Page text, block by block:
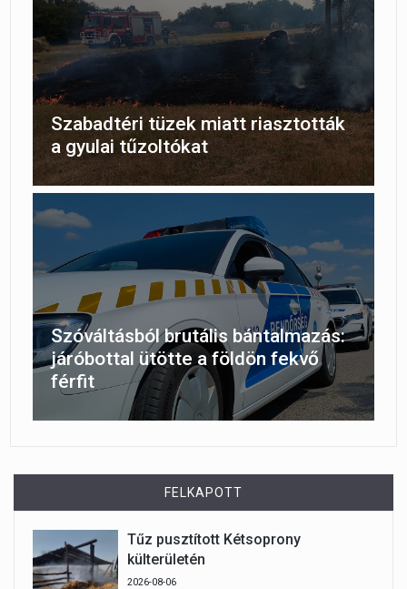
Szabadtéri tüzek miatt riasztották
a gyulai tűzoltókat
Szóváltásból brutális bántalmazás:
járóbottal ütötte a földön fekvő
férfit
FELKAPOTT
Tűz pusztított Kétsoprony
külterületén
2026-08-06